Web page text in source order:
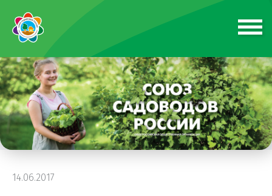
14.06.2017